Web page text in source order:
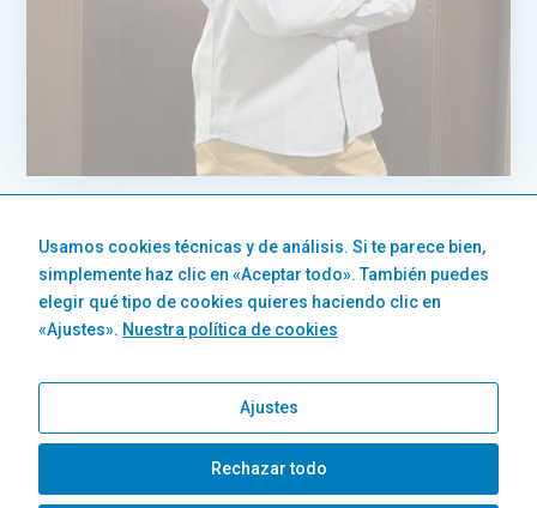
ESPACIO CARDIOPROEGIDO
Disponemos de un desfibrilador
soporte vital básico.
Clinica Dental Doctor Sanz. Todos derechos reservados.
Usamos cookies técnicas y de análisis. Si te parece bien,
simplemente haz clic en «Aceptar todo». También puedes
elegir qué tipo de cookies quieres haciendo clic en
«Ajustes». Nuestra política de cookies
Ajustes
Rechazar todo
Estas cookies
opcionales.
Son